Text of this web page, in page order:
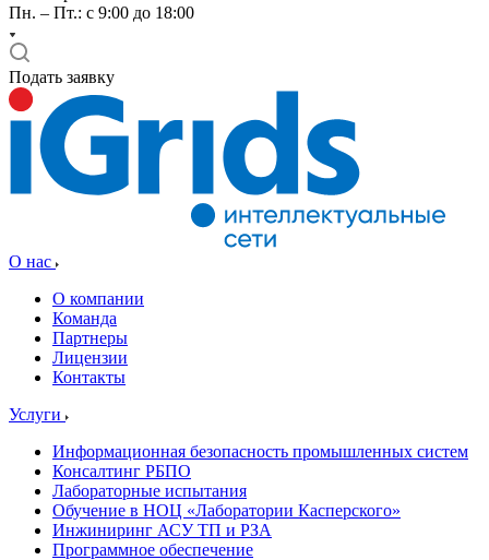
Пн. – Пт.: с 9:00 до 18:00
Подать заявку
О нас
О компании
Команда
Партнеры
Лицензии
Контакты
Услуги
Информационная безопасность промышленных систем
Консалтинг РБПО
Лабораторные испытания
Обучение в НОЦ «Лаборатории Касперского»
Инжиниринг АСУ ТП и РЗА
Программное обеспечение